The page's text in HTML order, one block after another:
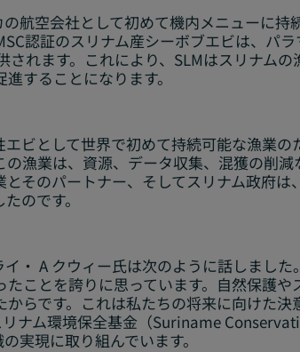
航空会社として初めて機内メニューに持
認証のスリナム産シーボブエビは、パ
れます。これにより、SLMはスリナム
することになります。
ビとして世界で初めて持続可能な漁業の
漁業は、資源、データ収集、混獲の削
そのパートナー、そしてスリナム政府は
のです。
・ A クウィー氏は次のように話しました
ことを誇りに思っています。自然保護や
らです。これは私たちの将来に向けた決
ナム環境保全基金（Suriname
実現に取り組んでいます。